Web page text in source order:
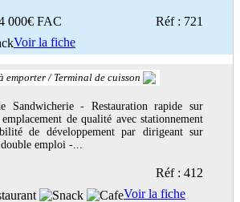
000€ FAC
Réf : 721
Voir la fiche
emporter / Terminal de cuisson
Sandwicherie - Restauration rapide sur
de qualité avec stationnement
de développement par dirigeant sur
double emploi -...
Réf : 412
Voir la fiche